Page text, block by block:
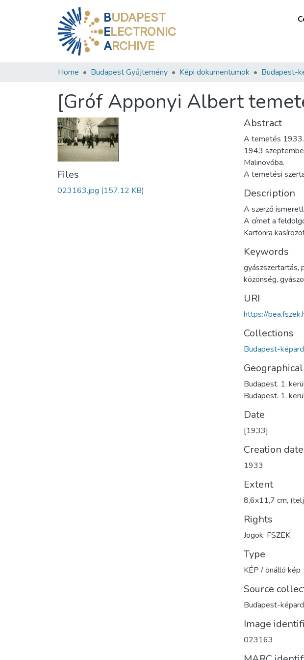
BUDAPEST
ELECTRONIC
ARCHIVE
Home Budapest Gyűjtemény Képi dokumentumok Budapest-
[Gróf Apponyi Albert
Files
023163.jpg (157.12 KB)
Abstract
A temetés 1933.
1943
Malinovóba.
A temetési
Description
A szerző
A címet a
Kartonra
Keywords
gyászszertartás,
közönség,
URI
https://
Collections
Budapest-
Budapest. 1.
Budapest. 1.
Date
[1933]
Creation date
1933
Extent
8,6x11,7 cm,
Rights
Jogok: FSZEK
Type
KÉP / önálló kép
Source
Budapest-
Image
023163